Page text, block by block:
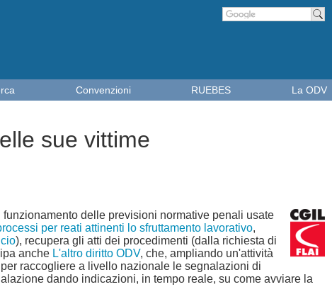
sue vittime
delle previsioni normative penali usate
per reati attinenti lo sfruttamento lavorativo,
), recupera gli atti dei procedimenti (dalla richiesta di
anche L'altro diritto ODV, che, ampliando un'attività
raccogliere a livello nazionale le segnalazioni di
dando indicazioni, in tempo reale, su come avviare la
Convenzioni RUEBES La ODV